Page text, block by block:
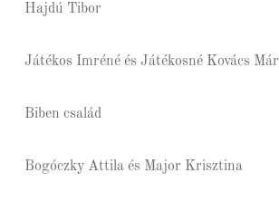
Hajdú Tibor
Játékos Imréné és Játékosné Kovács
Biben család
Bogóczky Attila és Major Krisztina